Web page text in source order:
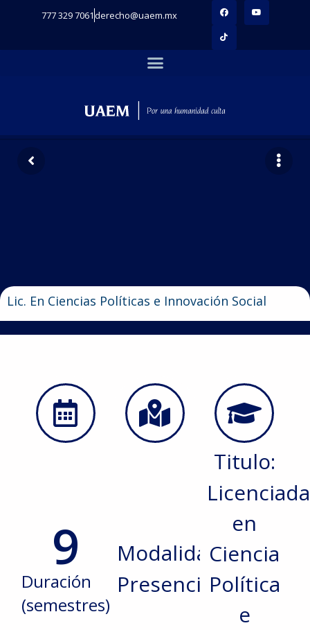
777 329 7061derecho@uaem.mx
Lic. En Ciencias Políticas e Innovación Social
Duración
(semestres)
9
Modalidad:
Presencial
Titulo:
en
Ciencia
Política
e